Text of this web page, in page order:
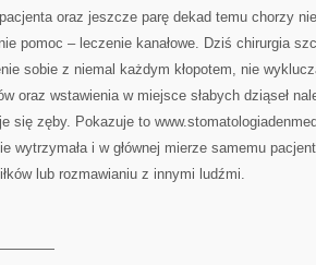
oraz jeszcze parę dekad temu chorzy
pomoc – leczenie kanałowe. Dziś chirurgia
sobie z niemal każdym kłopotem, nie
oraz wstawienia w miejsce słabych dziąseł
się zęby. Pokazuje to
wytrzymała i w głównej mierze samemu
lub rozmawianiu z innymi ludźmi.